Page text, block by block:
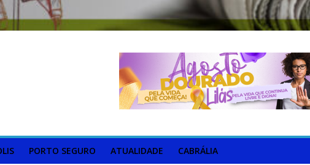
PORTO SEGURO ATUALIDADE CABRÁLIA